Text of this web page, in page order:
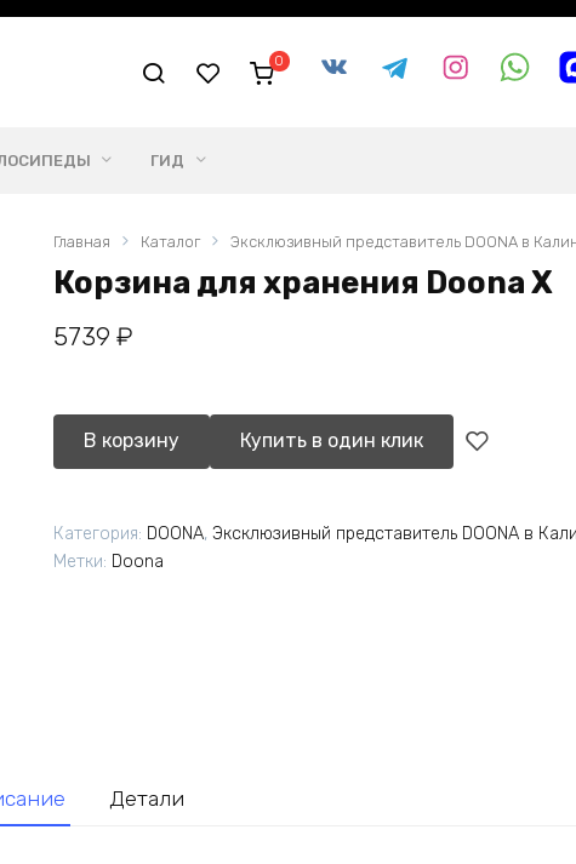
0
ГИД
Главная Каталог Эксклюзивный представитель DOONA в
Корзина для хранения Doona X
5739 ₽
В корзину Купить в один клик
Категория: DOONA, Эксклюзивный представитель DOONA в
Метки: Doona
Детали